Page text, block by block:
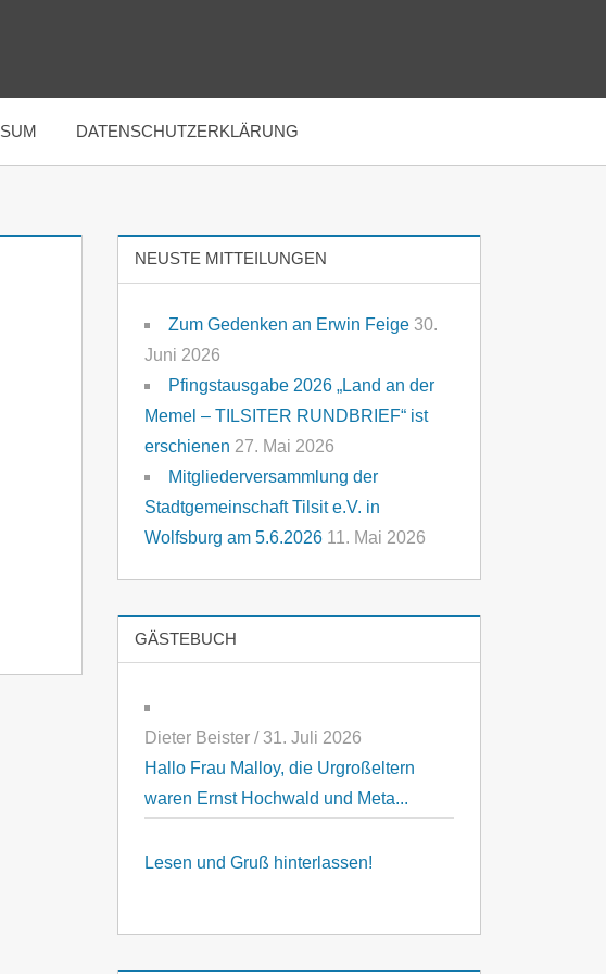
DATENSCHUTZERKLÄRUNG
NEUSTE MITTEILUNGEN
Zum Gedenken an Erwin Feige 30.
Juni 2026
Pfingstausgabe 2026 „Land an der
Memel – TILSITER RUNDBRIEF“ ist
erschienen 27. Mai 2026
Mitgliederversammlung der
Stadtgemeinschaft Tilsit e.V. in
Wolfsburg am 5.6.2026 11. Mai 2026
GÄSTEBUCH
Dieter Beister /31. Juli 2026
Hallo Frau Malloy, die Urgroßeltern
waren Ernst Hochwald und Meta...
Lesen und Gruß hinterlassen!